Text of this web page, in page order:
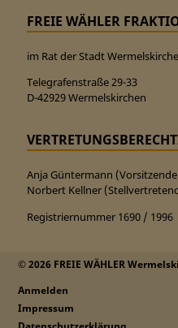
FREIE WÄHLER
im Rat der Stadt
Telegrafenstraße 29-33
D-42929 Wermelskirchen
Anja Güntermann
Norbert Kellner
Registriernummer 1690 / 1996
© 2026 FREIE WÄHLER
Anmelden
Impressum